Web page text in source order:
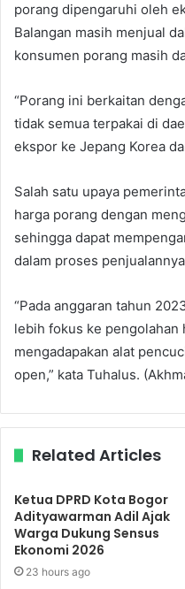
porang dipengaruhi oleh
Balangan masih menjual
konsumen porang masih
“Porang ini berkaitan
tidak semua terpakai di
ekspor ke Jepang Korea
Salah satu upaya
harga porang dengan
sehingga dapat
dalam proses
“Pada anggaran tahun
lebih fokus ke
mengadapakan alat
open,” kata Tuhalus.
Related Articles
Ketua DPRD Kota Bogor
Adityawarman Adil Ajak
Warga Dukung Sensus
Ekonomi 2026
23 hours ago